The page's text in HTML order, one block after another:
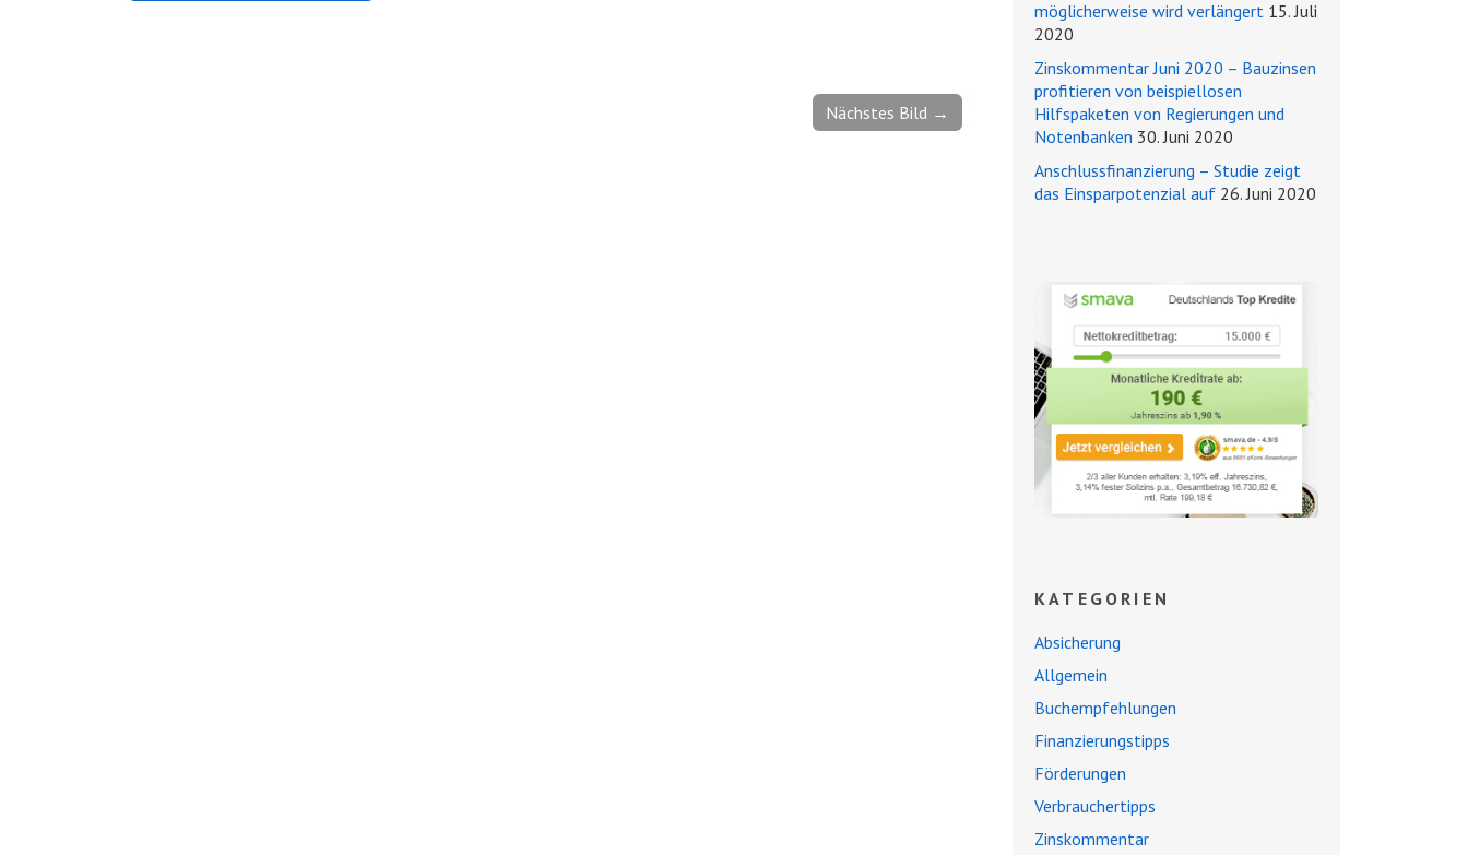
Nächstes Bild →
möglicherweise wird verlängert 15. Juli
2020
Zinskommentar Juni 2020 – Bauzinsen
profitieren von beispiellosen
Hilfspaketen von Regierungen und
Notenbanken 30. Juni 2020
Anschlussfinanzierung – Studie zeigt
das Einsparpotenzial auf 26. Juni 2020
KATEGORIEN
Absicherung
Allgemein
Buchempfehlungen
Finanzierungstipps
Förderungen
Verbrauchertipps
Zinskommentar